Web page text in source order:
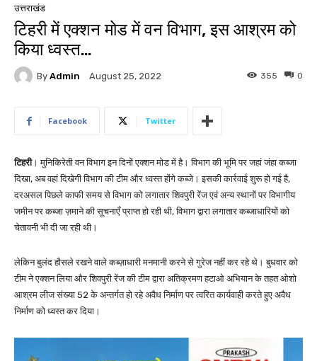
उत्तराखंड
टिहरी में एक्शन मोड में वन विभाग, इस आश्रम को
किया ध्वस्त…
By Admin August 25, 2022 0
355
Facebook Twitter
टिहरी। मुनिकिरेती वन विभाग इन दिनों एक्शन मोड में है। विभाग की भूमि पर जहां जंहा कब्जा
दिखा, अब वहां दिखेगी विभाग की टीम और ध्वस्त होंगे कब्जे। इसकी कार्रवाई शुरू हो गई है,
दरअसल पिछले काफी समय से विभाग को लगातार शिवपुरी रेंज एवं अन्य स्थानों पर विभागीय
जमीन पर कब्जा ज़माने की सूचनाएँ प्राप्त हो रही थी, विभाग द्वारा लगातार कब्जाधारियों को
चेतावनी भी दी जा रही थी।
लेकिन बुलंद हौसले रखने वाले कब्ज़ाधारी मनमानी करने से गुरेज नहीं कर रहे थे। बुधवार को
टीम ने एक्शन लिया और शिवपुरी रेंज की टीम द्वारा अतिक्रमण हटाओ अभियान के तहत ओशो
आश्रम लीज संख्या 52 के अन्तर्गत हो रहे अवैध निर्माण पर त्वरित कार्यवाही करते हुए अवैध
निर्माण को ध्वस्त कर दिया।